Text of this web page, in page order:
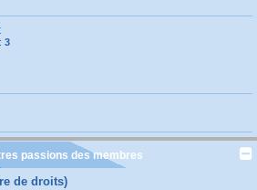
3
passions des membres
de droits)